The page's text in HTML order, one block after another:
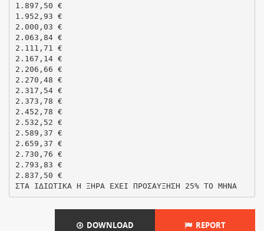
1.897,50 €
1.952,93 €
2.000,03 €
2.063,84 €
2.111,71 €
2.167,14 €
2.206,66 €
2.270,48 €
2.317,54 €
2.373,78 €
2.452,78 €
2.532,52 €
2.589,37 €
2.659,37 €
2.730,76 €
2.793,83 €
2.837,50 €
DOWNLOAD REPORT